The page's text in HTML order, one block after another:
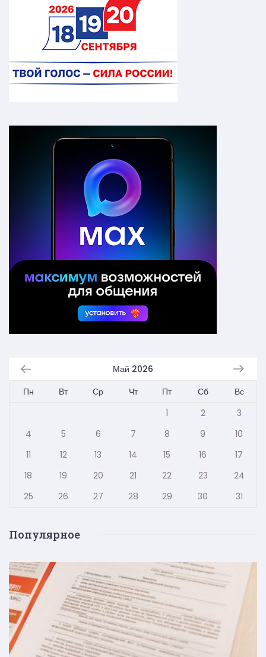
Май 2026
Пн
Вт Ср Чт Пт Сб
Вс
1
2
3
4
5 6 7 8 9
10
11
12 13 14 15 16
17
18
19 20 21 22 23
24
25
26 27 28 29 30 31
Популярное